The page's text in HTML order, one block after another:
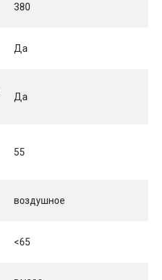
380
Да
Да
55
воздушное
<65